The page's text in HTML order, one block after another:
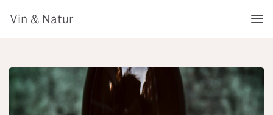
Vin & Natur